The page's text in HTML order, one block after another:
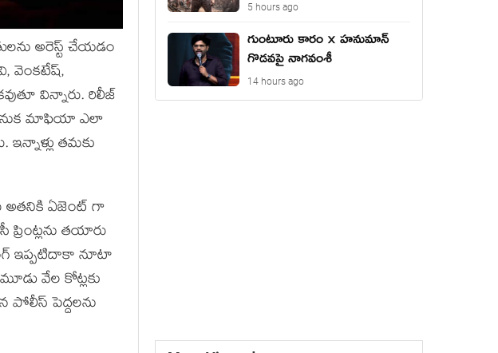
అరెస్ట్ చేయడం
వెంకటేష్,
విన్నారు. రిలీజ్
వెనుక మాఫియా ఎలా
తమకు
అతనికి ఏజెంట్ గా
ప్రింట్లను తయారు
ఇప్పటిదాకా నూటా
వేల కోట్లకు
పోలీస్ పెద్దలను
5 hours ago
గుంటూరు కారం × హనుమాన్
గొడవపై నాగవంశీ
14 hours ago